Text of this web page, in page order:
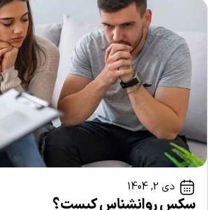
دی 2, 1404
سکس روانشناس کیست؟